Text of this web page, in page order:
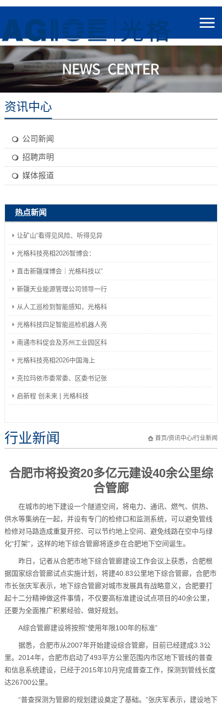
资讯中心
公司新闻
招聘声明
媒体报道
热点新闻
让矿山“看得见风险、听得见异
光格科技亮相2026智博会：
直击新疆煤博会｜光格科技以“
新疆天业能源管理公司领导一行
从人工巡检到智能感知，光格科
光格科技四足智能巡检机器人亮
南通市科促会及苏州工业园区科
光格科技亮相2026中国海上
克拉玛依市委常委、区委书记张
启新程 创未来 | 光格科技
首页/资讯中心/行业新闻
行业新闻
合肥市将投资20多亿元建设40余公里综
合管廊
在城市的地下建设一个隧道空间，将电力、通讯、燃气、供热、
供水等集纳在一起，并设有专门的检修口和监测系统，可以避免管线
检修对马路造成重复开挖、可以节约地上空间、避免线路在空中与绿
化“打架”，这样的地下综合管廊将逐步在合肥地下空间诞生。
昨日，记者从合肥市地下综合管廊建设工作会议上获悉，合肥根
据国家综合管廊试点实施计划，将建40.83公里地下综合管廊，合肥市
市长张庆军表示，地下综合管廊对城市发展具有战略意义，合肥要打
起十二分精神做这件事情，不仅要高标准建设试点项目的40余公里，
还要为全面推广积累经验、做好规划。
A综合管廊建设将按照“使用年限100年的标准”
据悉，合肥市从2007年开始建设综合管廊，目前已经建成3.3公
里。2014年，合肥市启动了493平方公里范围内市区地下管线的普查
和信息系统建设，已经于2015年10月完成普查工作，探测到管线长度
达26700公里。
“普查探测为管廊的规划建设奠定了基础。”张庆军表示，建设地下